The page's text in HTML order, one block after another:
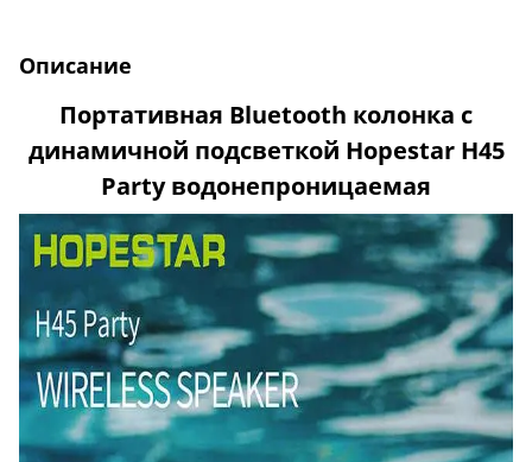
Описание
Портативная Bluetooth колонка с
динамичной подсветкой Hopestar H45
Party водонепроницаемая